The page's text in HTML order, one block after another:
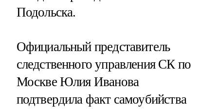
Подольска.
Официальный представитель
следственного управления СК по
Москве Юлия Иванова
подтвердила факт самоубийства